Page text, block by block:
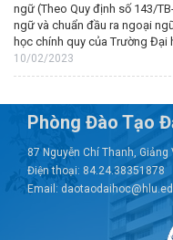
ngữ (Theo Quy định số 143/
ngữ và chuẩn đầu ra ngoại
học chính quy của Trường Đại
10/02/2023
Phòng Đào Tạo
87 Nguyễn Chí Thanh, Giảng
Điện thoại: 84.24.38351878
Email: